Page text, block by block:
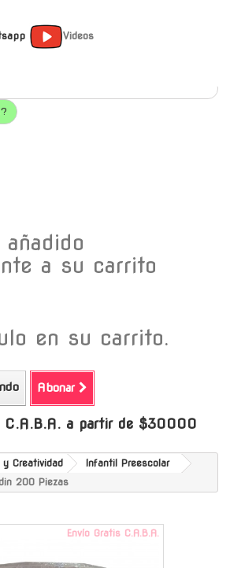
Videos
a
a su carrito
en su carrito.
Abonar
C.A.B.A. a partir de $30000
Creatividad
Infantil Preescolar
200 Piezas
Envío Gratis C.A.B.A.